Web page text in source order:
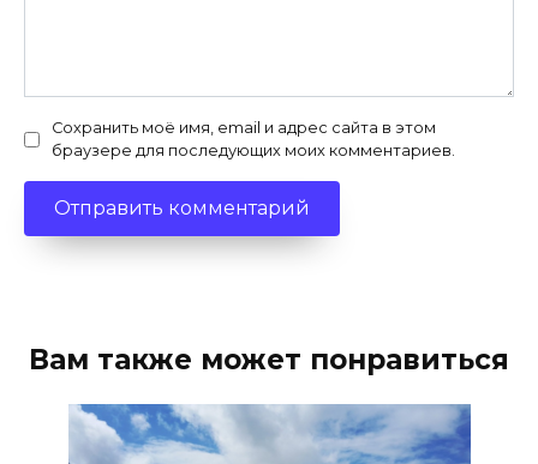
Сохранить моё имя, email и адрес сайта в этом
браузере для последующих моих комментариев.
Вам также может понравиться